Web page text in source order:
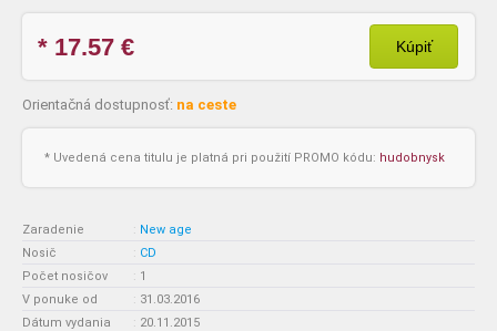
* 17.57 € Kúpiť
Orientačná dostupnosť: na ceste
* Uvedená cena titulu je platná pri použití PROMO kódu: hudobnysk
Zaradenie : New age
Nosič
: CD
Počet nosičov
: 1
V ponuke od
: 31.03.2016
Dátum vydania
: 20.11.2015